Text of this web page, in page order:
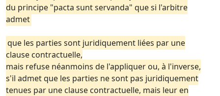
du principe "pacta sunt servanda" que si l'arbitre
admet
que les parties sont juridiquement liées par une
clause contractuelle,
mais refuse néanmoins de l'appliquer ou, à l'inverse,
s'il admet que les parties ne sont pas juridiquement
tenues par une clause contractuelle, mais leur en